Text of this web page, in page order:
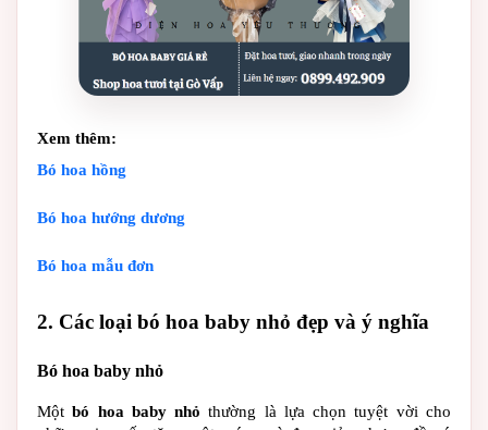
Xem thêm:
Bó hoa hồng
Bó hoa hướng dương
Bó hoa mẫu đơn
2. Các loại bó hoa baby nhỏ đẹp và ý nghĩa
Bó hoa baby nhỏ
Một bó hoa baby nhỏ thường là lựa chọn tuyệt vời cho